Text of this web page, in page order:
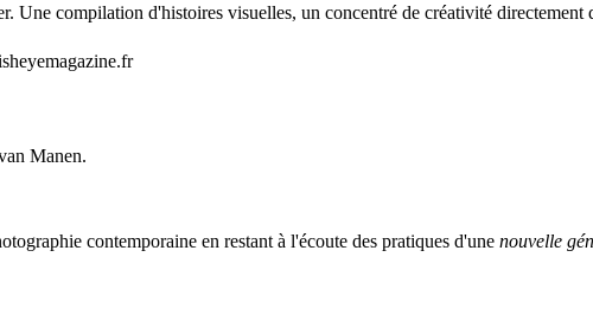
Une compilation d'histoires visuelles, un concentré de créativité directement
Manen.
contemporaine en restant à l'écoute des pratiques d'une nouvelle